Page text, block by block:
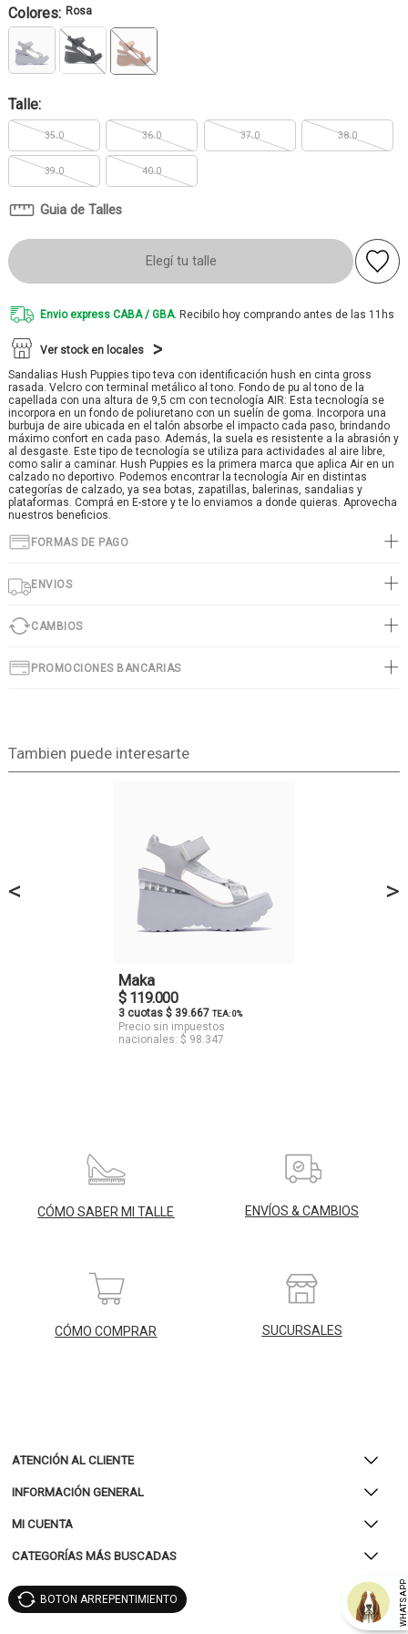
Colores: Rosa
Talle:
35.0 36.0 37.0 38.0
39.0 40.0
Guia de Talles
Elegí tu talle
Envio express CABA / GBA. Recibilo hoy comprando antes de las 11hs
Ver stock en locales
Sandalias Hush Puppies tipo teva con identificación hush en cinta gross
rasada. Velcro con terminal metálico al tono. Fondo de pu al tono de la
capellada con una altura de 9,5 cm con tecnología AIR: Esta tecnología se
incorpora en un fondo de poliuretano con un suelín de goma. Incorpora una
burbuja de aire ubicada en el talón absorbe el impacto cada paso, brindando
máximo confort en cada paso. Además, la suela es resistente a la abrasión y
al desgaste. Este tipo de tecnología se utiliza para actividades al aire libre,
como salir a caminar. Hush Puppies es la primera marca que aplica Air en un
calzado no deportivo. Podemos encontrar la tecnología Air en distintas
categorías de calzado, ya sea botas, zapatillas, balerinas, sandalias y
plataformas. Comprá en E-store y te lo enviamos a donde quieras. Aprovecha
nuestros beneficios.
FORMAS DE PAGO
ENVIOS
CAMBIOS
PROMOCIONES BANCARIAS
Tambien puede interesarte
<
Maka
$ 119.000
3 cuotas $ 39.667 TEA: 0%
Precio sin impuestos
nacionales: $ 98.347
>
CÓMO SABER MI TALLE ENVÍOS & CAMBIOS
CÓMO COMPRAR SUCURSALES
ATENCIÓN AL CLIENTE
INFORMACIÓN GENERAL
MI CUENTA
CATEGORÍAS MÁS BUSCADAS
WHATSAPP
BOTON ARREPENTIMIENTO